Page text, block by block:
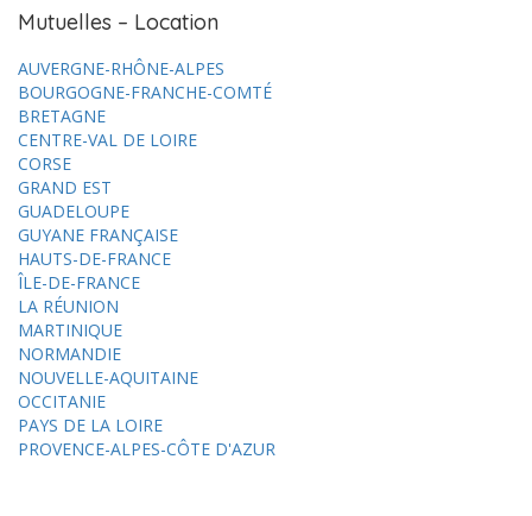
Mutuelles – Location
AUVERGNE-RHÔNE-ALPES
BOURGOGNE-FRANCHE-COMTÉ
BRETAGNE
CENTRE-VAL DE LOIRE
CORSE
GRAND EST
GUADELOUPE
GUYANE FRANÇAISE
HAUTS-DE-FRANCE
ÎLE-DE-FRANCE
LA RÉUNION
MARTINIQUE
NORMANDIE
NOUVELLE-AQUITAINE
OCCITANIE
PAYS DE LA LOIRE
PROVENCE-ALPES-CÔTE D'AZUR